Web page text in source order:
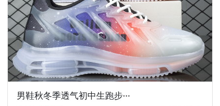
男鞋秋冬季透气初中生跑步···